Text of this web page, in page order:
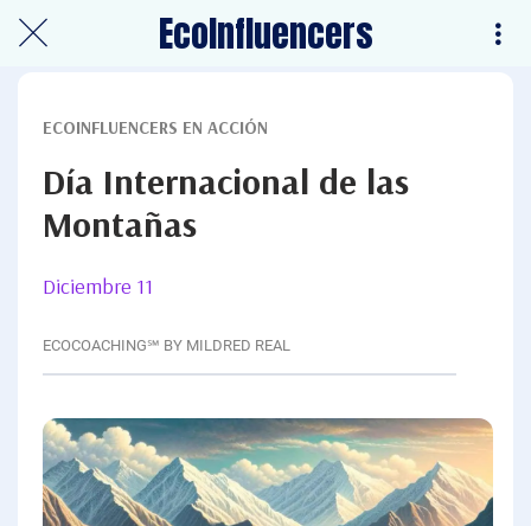
EcoInfluencers
ECOINFLUENCERS EN ACCIÓN
Día Internacional de las
Montañas
Diciembre 11
ECOCOACHING℠ BY MILDRED REAL